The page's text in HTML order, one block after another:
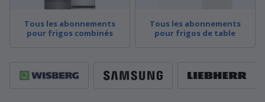
Tous les abonnements
pour frigos combinés
Tous les abonnements
pour frigos de table